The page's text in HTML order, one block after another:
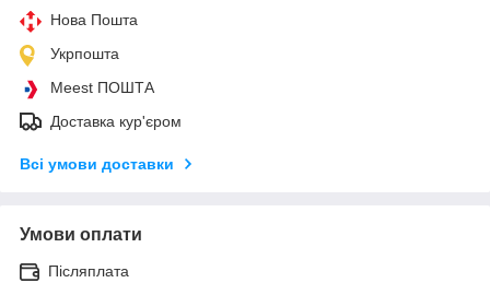
Нова Пошта
Укрпошта
Meest ПОШТА
Доставка кур'єром
Всі умови доставки
Умови оплати
Післяплата